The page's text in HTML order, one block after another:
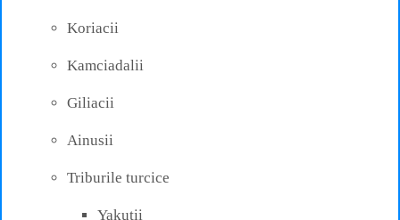
Koriacii
Kamciadalii
Giliacii
Ainusii
Triburile turcice
Yakutii